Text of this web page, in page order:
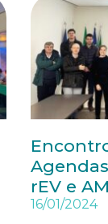
rEV e
16/01/2024